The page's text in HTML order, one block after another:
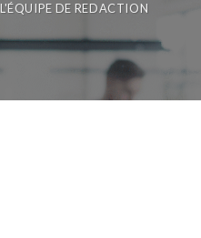
L'ÉQUIPE DE REDACTION